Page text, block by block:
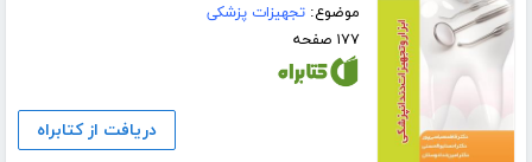
موضوع:تجهیزات پزشکی
۱۷۷ صفحه
دریافت از کتابراه